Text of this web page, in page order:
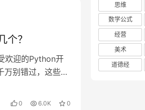
个？
欢迎的Python开
别错过，这些框
0 6.0K 0
思维
数学公式
经营
美术
道德经